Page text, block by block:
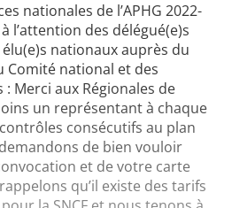
nationales de l’APHG 2022-
l’attention des délégué(e)s
nationaux auprès du
Comité national et des
Merci aux Régionales de
un représentant à chaque
consécutifs au plan
de bien vouloir
et de votre carte
qu’il existe des tarifs